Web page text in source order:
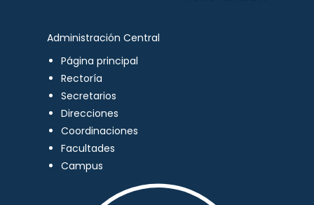
Administración Central
Página principal
Rectoría
Secretarios
Direcciones
Coordinaciones
Facultades
Campus